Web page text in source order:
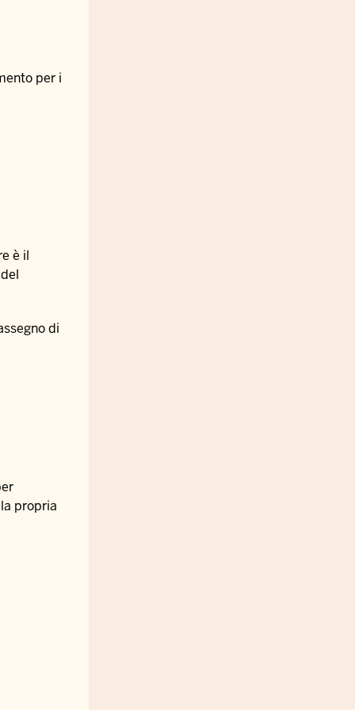
per i
è il
di
propria